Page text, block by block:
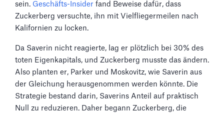
sein. Geschäfts-Insider fand Beweise dafür, dass
Zuckerberg versuchte, ihn mit Vielfliegermeilen nach
Kalifornien zu locken.
Da Saverin nicht reagierte, lag er plötzlich bei 30% des
toten Eigenkapitals, und Zuckerberg musste das ändern.
Also planten er, Parker und Moskovitz, wie Saverin aus
der Gleichung herausgenommen werden könnte. Die
Strategie bestand darin, Saverins Anteil auf praktisch
Null zu reduzieren. Daher begann Zuckerberg, die